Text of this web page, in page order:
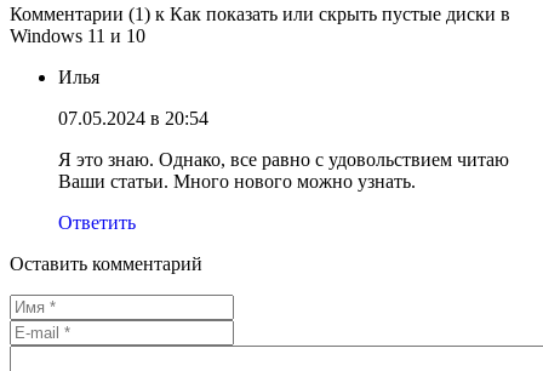
Комментарии (1) к Как показать или скрыть пустые диски в
Windows 11 и 10
Илья
07.05.2024 в 20:54
Я это знаю. Однако, все равно с удовольствием читаю
Ваши статьи. Много нового можно узнать.
Ответить
Оставить комментарий